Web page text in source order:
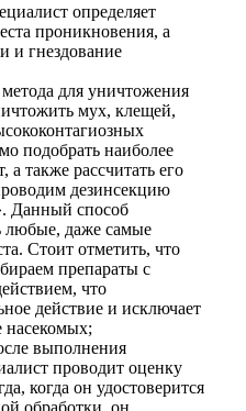
определяет
проникновения, а
и гнездование
для уничтожения
мух, клещей,
подобрать наиболее
а также рассчитать его
дезинсекцию
Данный способ
любые, даже самые
Стоит отметить, что
препараты с
что
действие и исключает
насекомых;
выполнения
проводит оценку
когда он удостоверится
обработки, он